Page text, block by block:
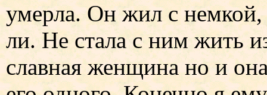
умерла. Он жил с немкой,
ли. Не стала с ним жить
славная женщина но и